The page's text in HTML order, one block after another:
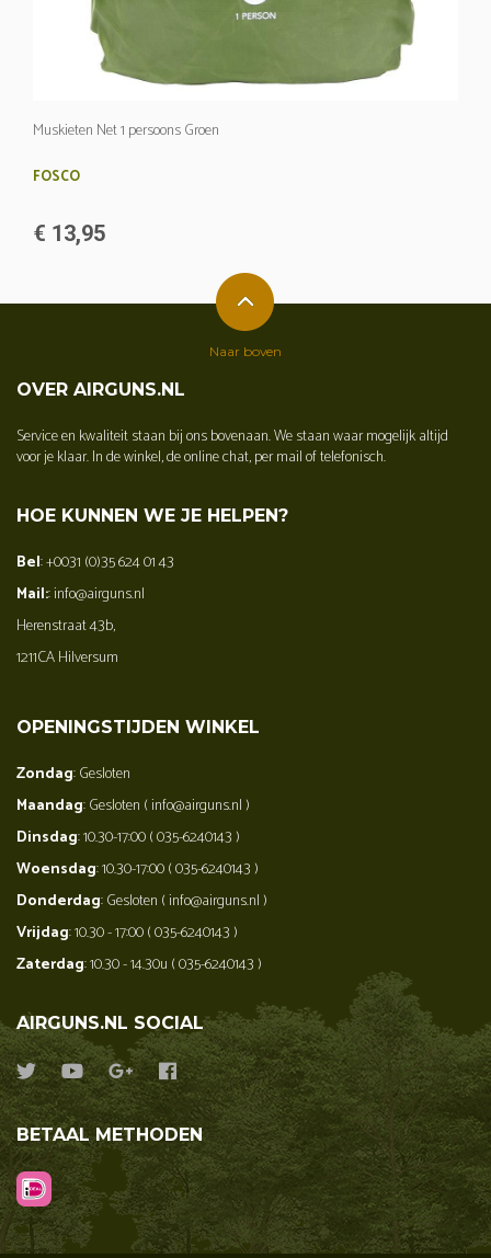
Muskieten Net 1 persoons Groen
FOSCO
€ 13,95
OVER AIRGUNS.NL
Service en kwaliteit staan bij ons bovenaan. We staan waar mogelijk altijd
voor je klaar. In de winkel, de online chat, per mail of telefonisch.
HOE KUNNEN WE JE HELPEN?
Bel: +0031 (0)35 624 01 43
Mail:: info@airguns.nl
Herenstraat 43b,
1211CA Hilversum
OPENINGSTIJDEN WINKEL
Zondag: Gesloten
Maandag: Gesloten ( info@airguns.nl )
Dinsdag: 10.30-17:00 ( 035-6240143 )
Woensdag: 10.30-17:00 ( 035-6240143 )
Donderdag: Gesloten ( info@airguns.nl )
Vrijdag: 10.30 - 17:00 ( 035-6240143 )
Zaterdag: 10.30 - 14.30u ( 035-6240143 )
AIRGUNS.NL SOCIAL
BETAAL METHODEN
Naar boven